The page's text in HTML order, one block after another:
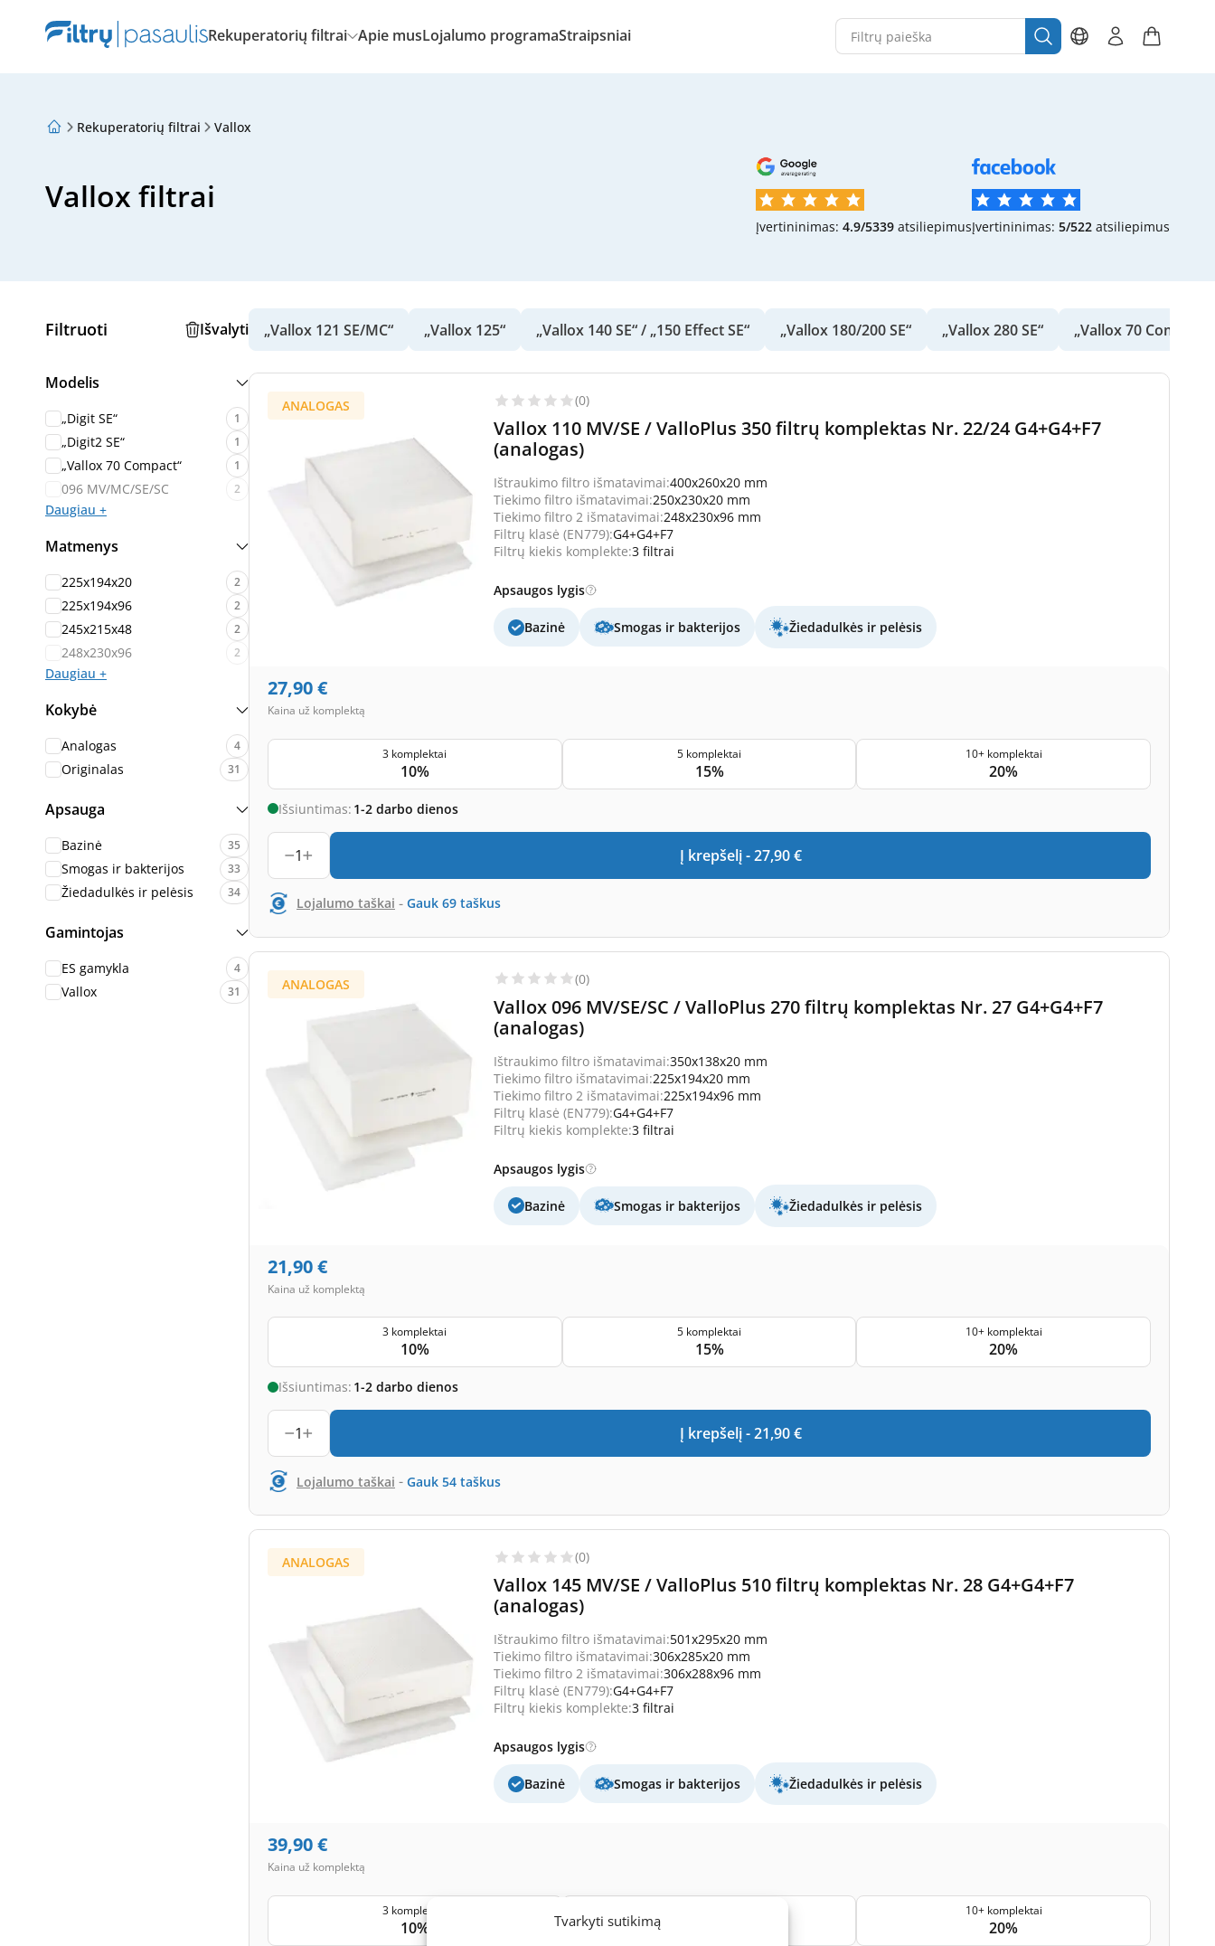
Tvarkyti sutikimą
Rekuperatorių filtrai Apie musLojalumo programaStraipsniai
Apie mus
Rekuperatorių filtrai Vallox
Vallox filtrai
Įvertininimas: 4.9/5339 atsiliepimusĮvertininimas: 5/522 atsiliepimus
Filtruoti Išvalyti
Modelis
„Digit SE“ 1
„Digit2 SE“ 1
„Vallox 70 Compact“ 1
096 MV/MC/SE/SC 2
Daugiau +
Matmenys
225x194x20 2
225x194x96 2
245x215x48 2
248x230x96 2
Daugiau +
Kokybė
Analogas 4
Originalas 31
Apsauga
Bazinė 35
Smogas ir bakterijos 33
Žiedadulkės ir pelėsis 34
Gamintojas
ES gamykla 4
Vallox 31
„Vallox 121 SE/MC“ „Vallox 125“ „Vallox 140 SE“ / „150 Effect SE“ „Vallox 180/200 SE“ „Vallox 280 SE“ „Vallox 70 Compact“
ANALOGAS (0)
Vallox 110 MV/SE / ValloPlus 350 filtrų komplektas Nr. 22/24 G4+G4+F7
(analogas)
Ištraukimo filtro išmatavimai:400x260x20 mm
Tiekimo filtro išmatavimai:250x230x20 mm
Tiekimo filtro 2 išmatavimai:248x230x96 mm
Filtrų klasė (EN779):G4+G4+F7
Filtrų kiekis komplekte:3 filtrai
Apsaugos lygis
Bazinė Smogas ir bakterijos Žiedadulkės ir pelėsis
27,90€
Kaina už komplektą
3 komplektai
10%
5 komplektai
15%
10+ komplektai
20%
Išsiuntimas: 1-2 darbo dienos
1 Į krepšelį -27,90 €
Lojalumo taškai - Gauk 69 taškus
ANALOGAS (0)
Vallox 096 MV/SE/SC / ValloPlus 270 filtrų komplektas Nr. 27 G4+G4+F7
(analogas)
Ištraukimo filtro išmatavimai:350x138x20 mm
Tiekimo filtro išmatavimai:225x194x20 mm
Tiekimo filtro 2 išmatavimai:225x194x96 mm
Filtrų klasė (EN779):G4+G4+F7
Filtrų kiekis komplekte:3 filtrai
Apsaugos lygis
Bazinė Smogas ir bakterijos Žiedadulkės ir pelėsis
21,90€
Kaina už komplektą
3 komplektai
10%
5 komplektai
15%
10+ komplektai
20%
Išsiuntimas: 1-2 darbo dienos
1 Į krepšelį -21,90 €
Lojalumo taškai - Gauk 54 taškus
ANALOGAS (0)
Vallox 145 MV/SE / ValloPlus 510 filtrų komplektas Nr. 28 G4+G4+F7
(analogas)
Ištraukimo filtro išmatavimai:501x295x20 mm
Tiekimo filtro išmatavimai:306x285x20 mm
Tiekimo filtro 2 išmatavimai:306x288x96 mm
Filtrų klasė (EN779):G4+G4+F7
Filtrų kiekis komplekte:3 filtrai
Apsaugos lygis
Bazinė Smogas ir bakterijos Žiedadulkės ir pelėsis
39,90€
Kaina už komplektą
3 komplektai
10%
10+ komplektai
20%